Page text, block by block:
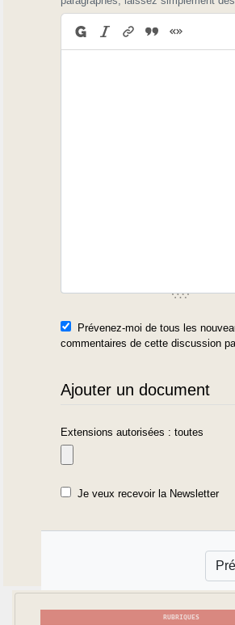
Prévenez-moi de tous les
commentaires de cette discussion
Ajouter un document
Extensions autorisées : toutes
Je veux recevoir la Newsletter
RUBRIQUES